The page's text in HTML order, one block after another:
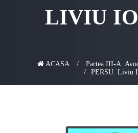
LIVIU
ACASA
Partea III-A.
PERSU. Liviu